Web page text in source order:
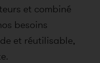
et combiné
besoins
et réutilisable,